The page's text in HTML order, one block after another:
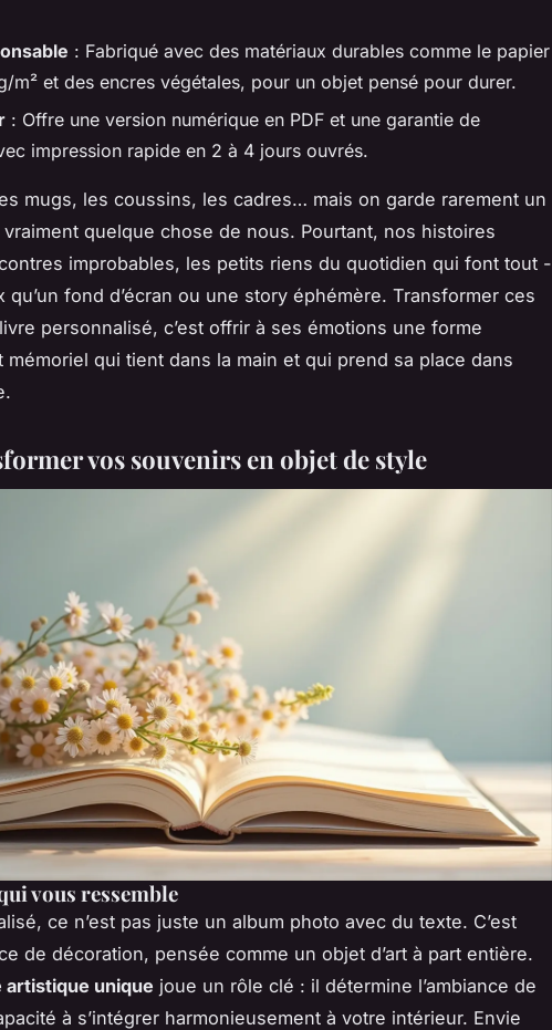
: Fabriqué avec des matériaux durables comme le papier
m² et des encres végétales, pour un objet pensé pour durer.
: Offre une version numérique en PDF et une garantie de
impression rapide en 2 à 4 jours ouvrés.
mugs, les coussins, les cadres… mais on garde rarement un
quelque chose de nous. Pourtant, nos histoires
improbables, les petits riens du quotidien qui font tout -
qu’un fond d’écran ou une story éphémère. Transformer ces
personnalisé, c’est offrir à ses émotions une forme
qui tient dans la main et qui prend sa place dans
vos souvenirs en objet de style
vous ressemble
ce n’est pas juste un album photo avec du texte. C’est
de décoration, pensée comme un objet d’art à part entière.
artistique unique joue un rôle clé : il détermine l’ambiance de
à s’intégrer harmonieusement à votre intérieur. Envie